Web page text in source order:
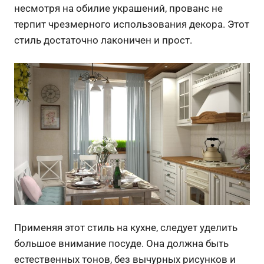
несмотря на обилие украшений, прованс не
терпит чрезмерного использования декора. Этот
стиль достаточно лаконичен и прост.
Применяя этот стиль на кухне, следует уделить
большое внимание посуде. Она должна быть
естественных тонов, без вычурных рисунков и